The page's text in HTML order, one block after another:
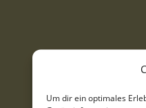
Um dir ein optimales